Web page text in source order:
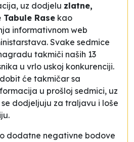
uz dodjelu zlatne,
Rase kao
informativnom web
Svake sedmice
takmiči naših 13
u vrlo uskoj konkurenciji.
će takmičar sa
u prošloj sedmici, uz
dodjeljuju za traljavu i loše
dodatne negativne bodove